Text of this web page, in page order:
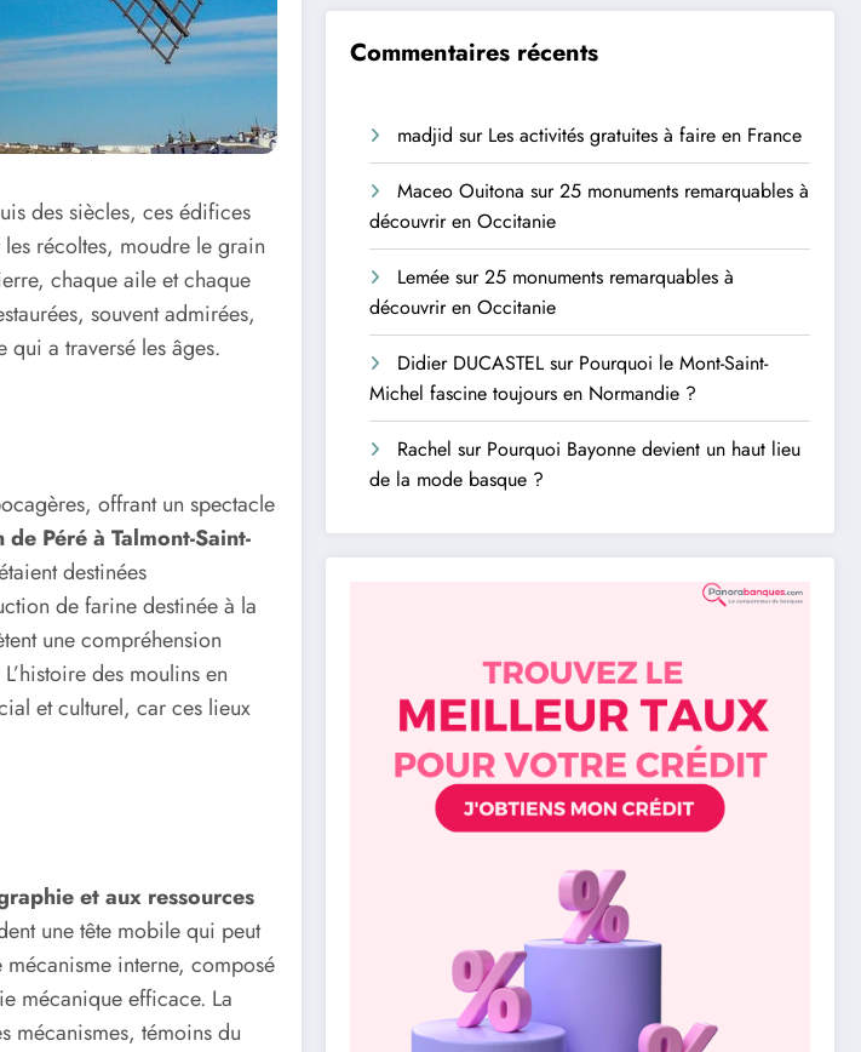
des siècles, ces édifices
récoltes, moudre le grain
chaque aile et chaque
souvent admirées,
qui a traversé les âges.
offrant un spectacle
Péré à Talmont-Saint-
destinées
de farine destinée à la
une compréhension
des moulins en
et culturel, car ces lieux
et aux ressources
une tête mobile qui peut
interne, composé
mécanique efficace. La
mécanismes, témoins du
Commentaires récents
madjid sur Les activités gratuites à faire en France
Maceo Ouitona sur25 monuments remarquables à
découvrir en Occitanie
Lemée sur25 monuments remarquables à
découvrir en Occitanie
Didier DUCASTEL sur Pourquoi le Mont-Saint-
Michel fascine toujours en Normandie ?
Rachel sur Pourquoi Bayonne devient un haut lieu
de la mode basque ?